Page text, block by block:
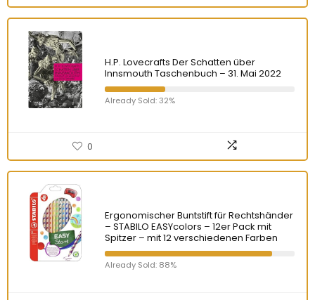
H.P. Lovecrafts Der Schatten über
Innsmouth Taschenbuch – 31. Mai 2022
Already Sold: 32%
0
Ergonomischer Buntstift für Rechtshänder
– STABILO EASYcolors – 12er Pack mit
Spitzer – mit 12 verschiedenen Farben
Already Sold: 88%